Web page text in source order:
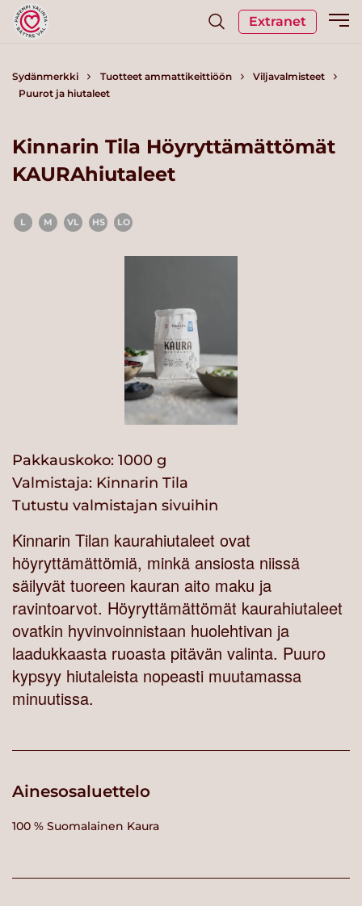
Extranet
Sydänmerkki Tuotteet ammattikeittiöön
Viljavalmisteet
Puurot ja hiutaleet
Kinnarin Tila Höyryttämättömät
KAURAhiutaleet
L M VL HS LO
Pakkauskoko: 1000 g
Valmistaja: Kinnarin Tila
Tutustu valmistajan sivuihin
Kinnarin Tilan kaurahiutaleet ovat
höyryttämättömiä, minkä ansiosta niissä
säilyvät tuoreen kauran aito maku ja
ravintoarvot. Höyryttämättömät kaurahiutaleet
ovatkin hyvinvoinnistaan huolehtivan ja
laadukkaasta ruoasta pitävän valinta. Puuro
kypsyy hiutaleista nopeasti muutamassa
minuutissa.
Ainesosaluettelo
100 % Suomalainen Kaura